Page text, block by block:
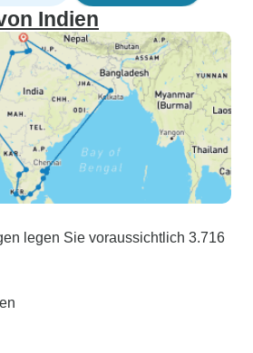
Indien
legen Sie voraussichtlich 3.716